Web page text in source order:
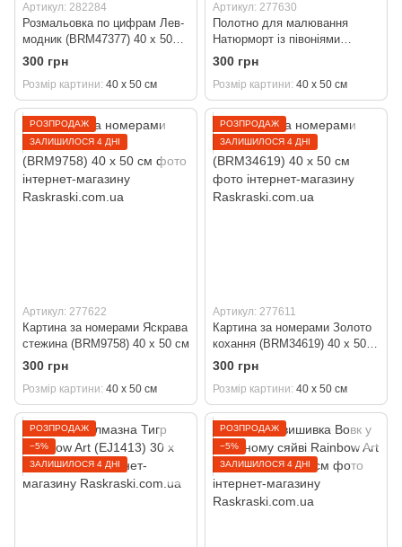
Артикул: 282284
Розмальовка по цифрам Лев-
модник (BRM47377) 40 х 50
см
300 грн
Розмір картини 40 х 50 см
Артикул: 277630
Полотно для малювання
Натюрморт із півоніями
(BRM44608) 40 х 50 см
300 грн
Розмір картини 40 х 50 см
РОЗПРОДАЖ
ЗАЛИШИЛОСЯ 4 ДНІ
Артикул: 277622
Картина за номерами Яскрава
стежина (BRM9758) 40 х 50 см
300 грн
Розмір картини 40 х 50 см
РОЗПРОДАЖ
ЗАЛИШИЛОСЯ 4 ДНІ
Артикул: 277611
Картина за номерами Золото
кохання (BRM34619) 40 х 50
см
300 грн
Розмір картини 40 х 50 см
РОЗПРОДАЖ
−5%
ЗАЛИШИЛОСЯ 4 ДНІ
РОЗПРОДАЖ
−5%
ЗАЛИШИЛОСЯ 4 ДНІ